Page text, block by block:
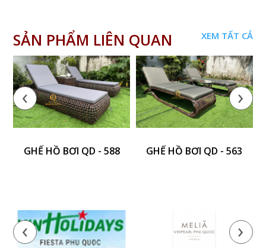
SẢN PHẨM LIÊN QUAN XEM TẤT CẢ
GHẾ HỒ BƠI QD - 588 GHẾ HỒ BƠI QD - 563
‹ ›
‹ ›